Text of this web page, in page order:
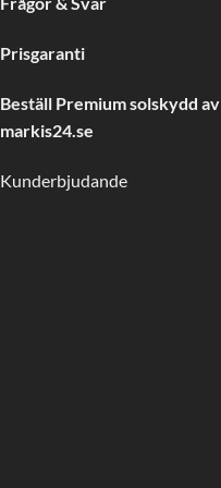
Prisgaranti
Beställ Premium solskydd av
markis24.se
Kunderbjudande